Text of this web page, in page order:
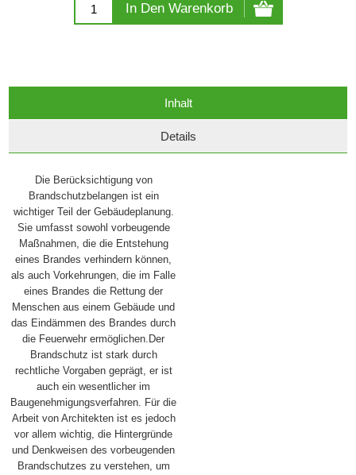
In Den Warenkorb
Inhalt
Details
Die Berücksichtigung von
Brandschutzbelangen ist ein
wichtiger Teil der Gebäudeplanung.
Sie umfasst sowohl vorbeugende
Maßnahmen, die die Entstehung
eines Brandes verhindern können,
als auch Vorkehrungen, die im Falle
eines Brandes die Rettung der
Menschen aus einem Gebäude und
das Eindämmen des Brandes durch
die Feuerwehr ermöglichen.Der
Brandschutz ist stark durch
rechtliche Vorgaben geprägt, er ist
auch ein wesentlicher im
Baugenehmigungsverfahren. Für die
Arbeit von Architekten ist es jedoch
vor allem wichtig, die Hintergründe
und Denkweisen des vorbeugenden
Brandschutzes zu verstehen, um